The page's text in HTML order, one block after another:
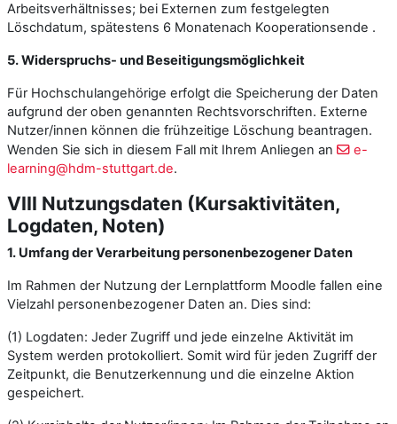
Arbeitsverhältnisses; bei Externen zum festgelegten
Löschdatum, spätestens 6 Monatenach Kooperationsende .
5. Widerspruchs- und Beseitigungsmöglichkeit
Für Hochschulangehörige erfolgt die Speicherung der Daten
aufgrund der oben genannten Rechtsvorschriften. Externe
Nutzer/innen können die frühzeitige Löschung beantragen.
Wenden Sie sich in diesem Fall mit Ihrem Anliegen an
e-
learning@hdm-stuttgart.de.
VIII Nutzungsdaten (Kursaktivitäten,
Logdaten, Noten)
1. Umfang der Verarbeitung personenbezogener Daten
Im Rahmen der Nutzung der Lernplattform Moodle fallen eine
Vielzahl personen­bezogener Daten an. Dies sind:
(1) Logdaten: Jeder Zugriff und jede einzelne Aktivität im
System werden protokolliert. Somit wird für jeden Zugriff der
Zeitpunkt, die Benutzerkennung und die einzelne Aktion
gespeichert.